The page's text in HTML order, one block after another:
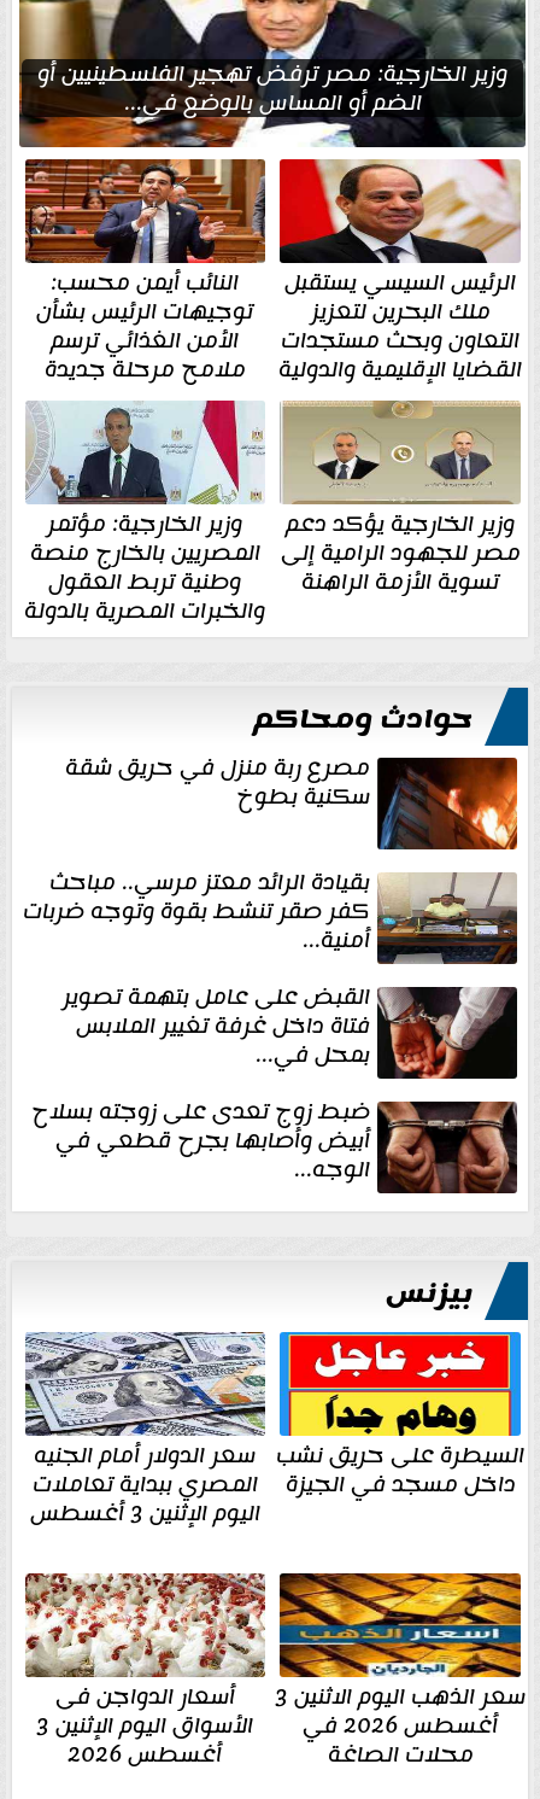
وزير الخارجية: مصر ترفض تهجير الفلسطينيين أو
الضم أو المساس بالوضع في...
الرئيس السيسي يستقبل
ملك البحرين لتعزيز
التعاون وبحث مستجدات
القضايا الإقليمية والدولية
النائب أيمن محسب:
توجيهات الرئيس بشأن
الأمن الغذائي ترسم
ملامح مرحلة جديدة
وزير الخارجية يؤكد دعم
مصر للجهود الرامية إلى
تسوية الأزمة الراهنة
وزير الخارجية: مؤتمر
المصريين بالخارج منصة
وطنية تربط العقول
والخبرات المصرية بالدولة
حوادث ومحاكم
مصرع ربة منزل في حريق شقة
سكنية بطوخ
بقيادة الرائد معتز مرسي.. مباحث
كفر صقر تنشط بقوة وتوجه ضربات
أمنية...
القبض على عامل بتهمة تصوير
فتاة داخل غرفة تغيير الملابس
بمحل في...
ضبط زوج تعدى على زوجته بسلاح
أبيض وأصابها بجرح قطعي في
الوجه...
بيزنس
السيطرة على حريق نشب
داخل مسجد في الجيزة
سعر الدولار أمام الجنيه
المصري ببداية تعاملات
اليوم الإثنين 3 أغسطس
سعر الذهب اليوم الاثنين 3
أغسطس 2026 في
محلات الصاغة
أسعار الدواجن فى
الأسواق اليوم الإثنين 3
أغسطس 2026